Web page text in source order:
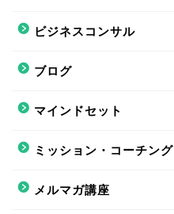
ビジネスコンサル
ブログ
マインドセット
ミッション・コーチング
メルマガ講座